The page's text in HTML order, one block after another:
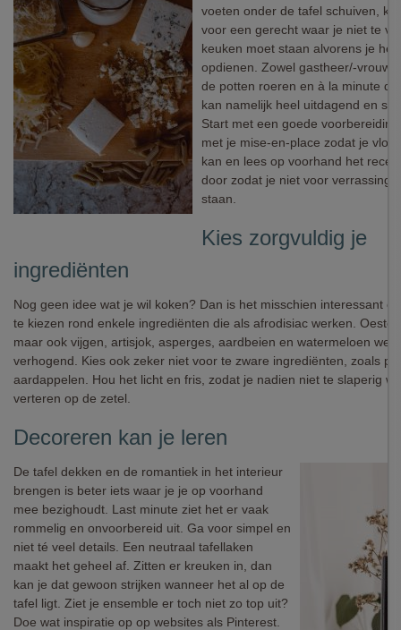
voeten onder de tafel schuiven,
voor een gerecht waar je niet te
keuken moet staan alvorens je het
opdienen. Zowel gastheer/-vrouw
de potten roeren en à la minute
kan namelijk heel uitdagend en
Start met een goede
met je mise-en-place zodat je vlot
kan en lees op voorhand het
door zodat je niet voor
staan.
Kies zorgvuldig je
ingrediënten
Nog geen idee wat je wil koken? Dan is het misschien interessant
te kiezen rond enkele ingrediënten die als afrodisiac werken.
maar ook vijgen, artisjok, asperges, aardbeien en watermeloen
verhogend. Kies ook zeker niet voor te zware ingrediënten, zoals
aardappelen. Hou het licht en fris, zodat je nadien niet te slaperig
verteren op de zetel.
Decoreren kan je leren
De tafel dekken en de romantiek in het interieur
brengen is beter iets waar je je op voorhand
mee bezighoudt. Last minute ziet het er vaak
rommelig en onvoorbereid uit. Ga voor simpel en
niet té veel details. Een neutraal tafellaken
maakt het geheel af. Zitten er kreuken in, dan
kan je dat gewoon strijken wanneer het al op de
tafel ligt. Ziet je ensemble er toch niet zo top uit?
Doe wat inspiratie op op websites als Pinterest.